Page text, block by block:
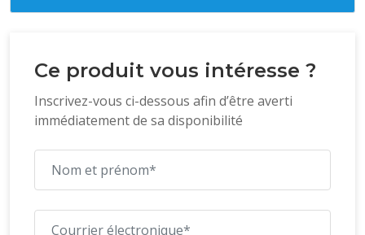
Ce produit vous intéresse ?
Inscrivez-vous ci-dessous afin d’être averti
immédiatement de sa disponibilité